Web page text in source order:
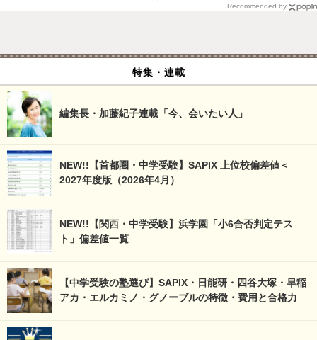
Recommended by
特集・連載
編集長・加藤紀子連載「今、会いたい人」
NEW!!【首都圏・中学受験】SAPIX 上位校偏差値＜
2027年度版（2026年4月）
NEW!!【関西・中学受験】浜学園「小6合否判定テス
ト」偏差値一覧
【中学受験の塾選び】SAPIX・日能研・四谷大塚・早稲
アカ・エルカミノ・グノーブルの特徴・費用と合格力